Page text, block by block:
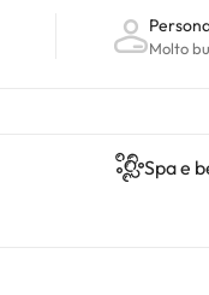
Molto
Spa e